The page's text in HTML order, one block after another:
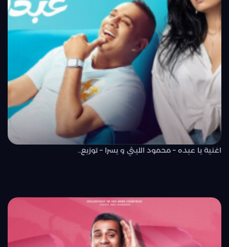
اغنية يا عبده – محمود الليثي و يسرا – توزيع..